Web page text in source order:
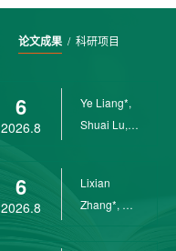
论文成果/ 科研项目
6
2026.8
Ye Liang*,
Shuai Lu,
6
2026.8
Lixian
Zhang*, Ye